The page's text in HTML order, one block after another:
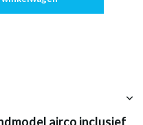
airco inclusief